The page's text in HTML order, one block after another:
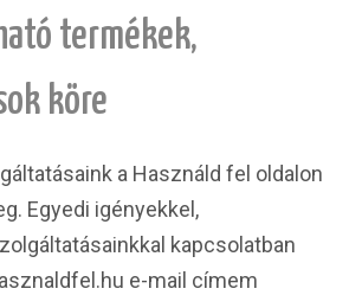
termékek,
köre
a Használd fel oldalon
Egyedi igényekkel,
kapcsolatban
e-mail címem